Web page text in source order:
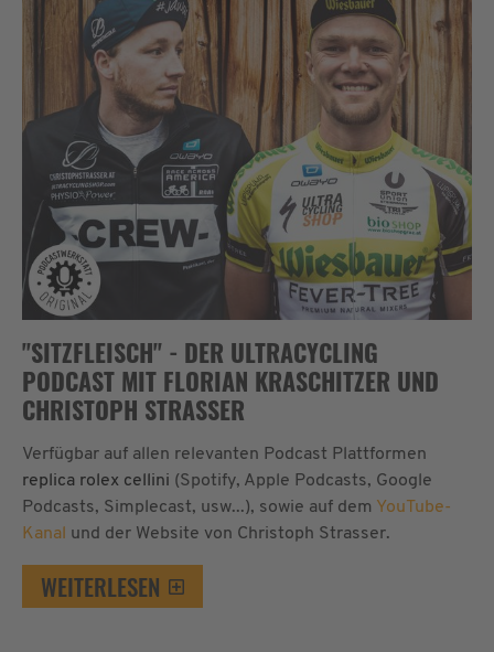
"SITZFLEISCH" - DER ULTRACYCLING
PODCAST MIT FLORIAN KRASCHITZER UND
CHRISTOPH STRASSER
Verfügbar auf allen relevanten Podcast Plattformen
replica rolex cellini (Spotify, Apple Podcasts, Google
Podcasts, Simplecast, usw...), sowie auf dem YouTube-
Kanal und der Website von Christoph Strasser.
WEITERLESEN